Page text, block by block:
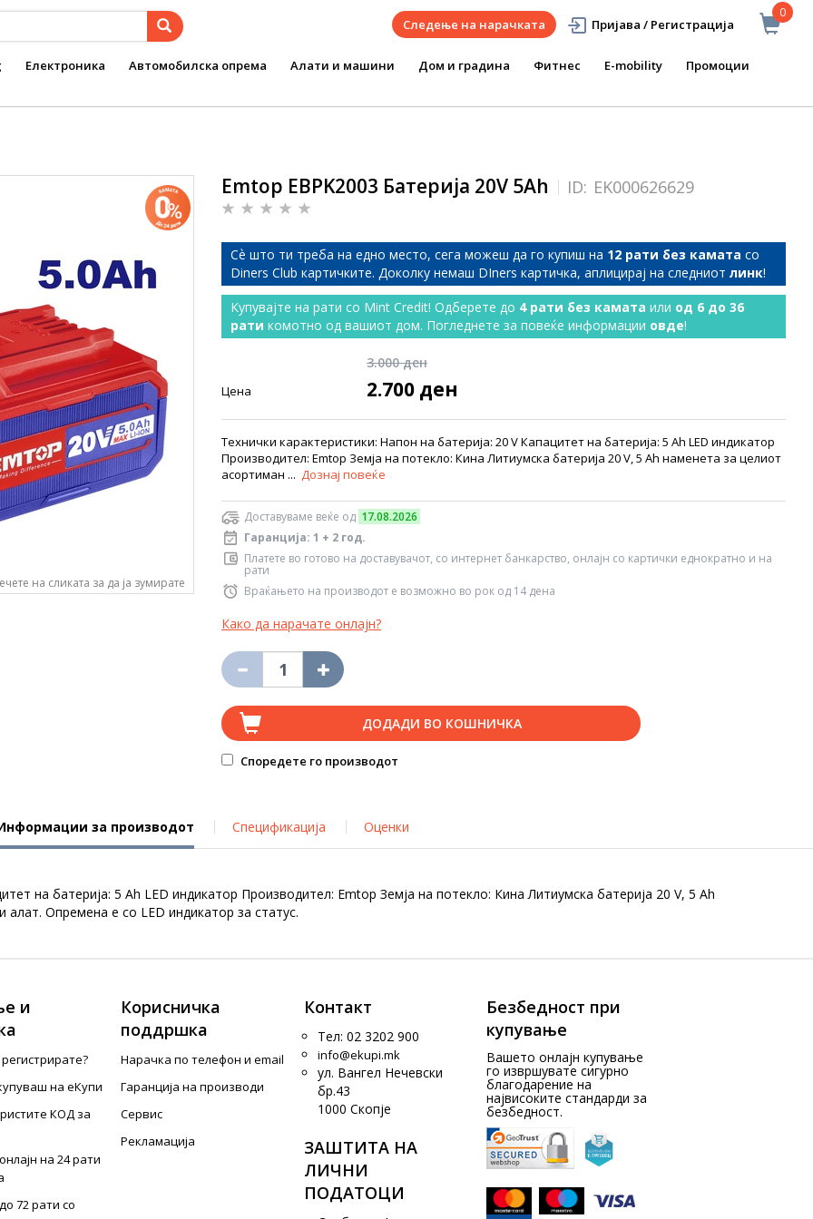
0
Следење на нарачката Пријава / Регистрација
Електроника Автомобилска опрема Алати и машини Дом и градина Фитнес E-mobility Промоции
на сликата за да ја зумирате
Emtop EBPK2003 Батерија 20V 5Ah ID: EK000626629
Сѐ што ти треба на едно место, сега можеш да го купиш на 12 рати без камата со
Diners Club картичките. Доколку немаш DIners картичка, аплицирај на следниот линк!
Купувајте на рати со Mint Credit! Одберете до 4 рати без камата или од 6 до 36
рати комотно од вашиот дом. Погледнете за повеќе информации овде!
3.000 ден
Цена 2.700 ден
Технички карактеристики: Напон на батерија: 20 V Капацитет на батерија: 5 Ah LED индикатор
Производител: Emtop Земја на потекло: Кина Литиумска батерија 20 V, 5 Ah наменета за целиот
асортиман ... Дознај повеќе
Доставуваме веќе од 17.08.2026
Гаранција: 1 + 2 год.
Платете во готово на доставувачот, со интернет банкарство, онлајн со картички еднократно и на
рати
Враќањето на производот е возможно во рок од 14 дена
Како да нарачате онлајн?
ДОДАДИ ВО КОШНИЧКА
Споредете го производот
за производот Спецификација Оценки
на батерија: 5 Ah LED индикатор Производител: Emtop Земја на потекло: Кина Литиумска батерија 20 V, 5 Ah
Опремена е со LED индикатор за статус.
и
на еКупи
КОД за
на 24 рати
72 рати со
Корисничка
поддршка
Нарачка по телефон и еmail
Гаранција на производи
Сервис
Рекламација
Контакт
Тел: 02 3202 900
info@ekupi.mk
ул. Вангел Нечевски
бр.43
1000 Скопје
ЗАШТИТА НА
ЛИЧНИ
ПОДАТОЦИ
Безбедност при
купување
Вашето онлајн купување
го извршувате сигурно
благодарение на
највисоките стандарди за
безбедност.